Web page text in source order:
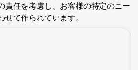
責任を考慮し、お客様の特定のニー
せて作られています。